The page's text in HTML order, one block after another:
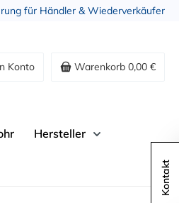
für Händler & Wiederverkäufer
Konto Warenkorb 0,00 €
Hersteller
Kontakt